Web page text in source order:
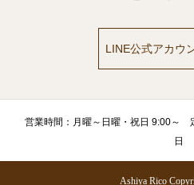
LINE公式アカウ
営業時間：月曜～日曜・祝日 9:00～
日
Ashiya Rico